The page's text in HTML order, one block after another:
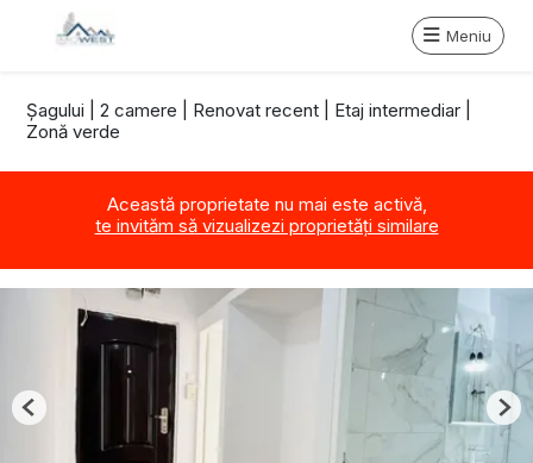
Meniu
Șagului | 2 camere | Renovat recent | Etaj intermediar |
Zonă verde
Această proprietate nu mai este activă,
te invităm să vizualizezi proprietăți similare
Previous